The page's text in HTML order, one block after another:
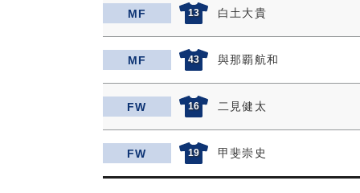
MF 13 白土大貴
MF 43 與那覇航和
FW 16 二見健太
FW 19 甲斐崇史